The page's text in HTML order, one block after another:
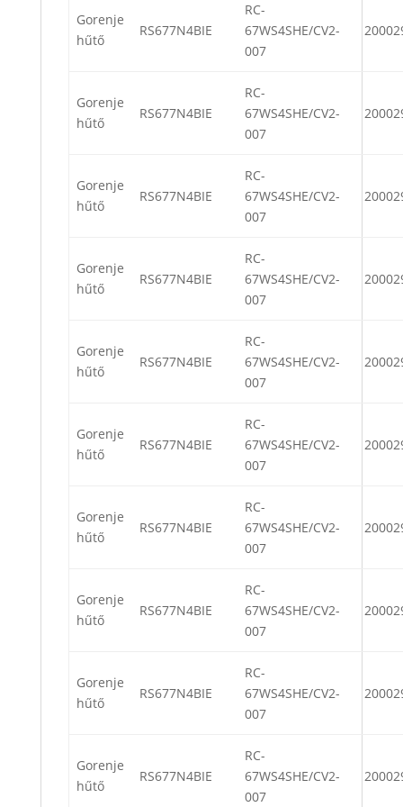
Gorenje
hűtő
RS677N4BIE
RC-
67WS4SHE/CV2-
007
Gorenje
hűtő
RS677N4BIE
RC-
67WS4SHE/CV2-
007
Gorenje
hűtő
RS677N4BIE
RC-
67WS4SHE/CV2-
007
Gorenje
hűtő
RS677N4BIE
RC-
67WS4SHE/CV2-
007
Gorenje
hűtő
RS677N4BIE
RC-
67WS4SHE/CV2-
007
Gorenje
hűtő
RS677N4BIE
RC-
67WS4SHE/CV2-
007
Gorenje
hűtő
RS677N4BIE
RC-
67WS4SHE/CV2-
007
Gorenje
hűtő
RS677N4BIE
RC-
67WS4SHE/CV2-
007
Gorenje
hűtő
RS677N4BIE
RC-
67WS4SHE/CV2-
007
Gorenje
hűtő
RS677N4BIE
RC-
67WS4SHE/CV2-
007